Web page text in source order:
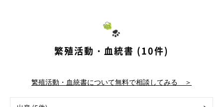
繁殖活動・血統書 (10件)
繁殖活動・血統書について無料で相談してみる ＞